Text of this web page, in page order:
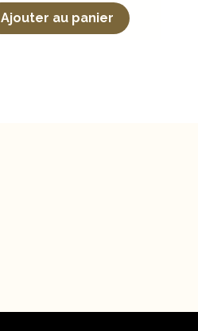
Ajouter au panier